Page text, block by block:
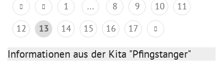
1 ... 8 9 10
11
12
13 14 15 16 17
Informationen aus der Kita "Pfingstanger"